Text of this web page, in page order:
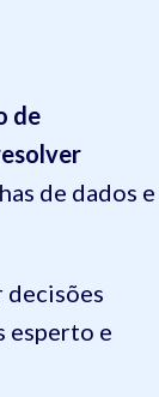
de
de dados e
decisões
esperto e